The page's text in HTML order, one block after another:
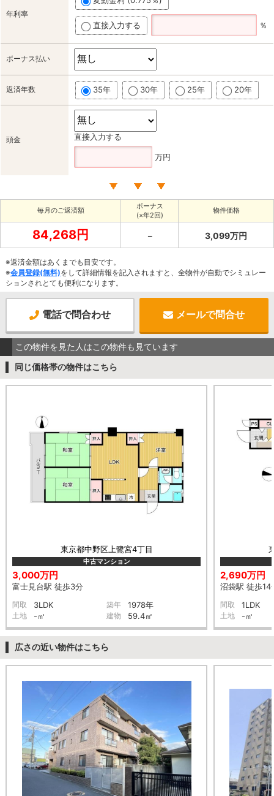
年利率
直接入力する ％
ボーナス払い
返済年数 35年 30年 25年 20年
頭金 直接入力する
万円
毎月のご返済額
ボーナス
(×年2回)
物件価格
84,268円 － 3,099万円
※返済金額はあくまでも目安です。
※会員登録(無料)をして詳細情報を記入されますと、全物件が自動でシミュレー
ションされとても便利になります。
電話で問合わせ メールで問合せ
この物件を見た人はこの物件も見ています
同じ価格帯の物件はこちら
東京都中野区上鷺宮4丁目
中古マンション
3,000万円
富士見台駅 徒歩3分
間取 3LDK 築年 1978年
土地 -㎡ 建物 59.4㎡
2,690万円
沼袋駅 徒歩14
間取 1LDK
土地 -㎡
広さの近い物件はこちら